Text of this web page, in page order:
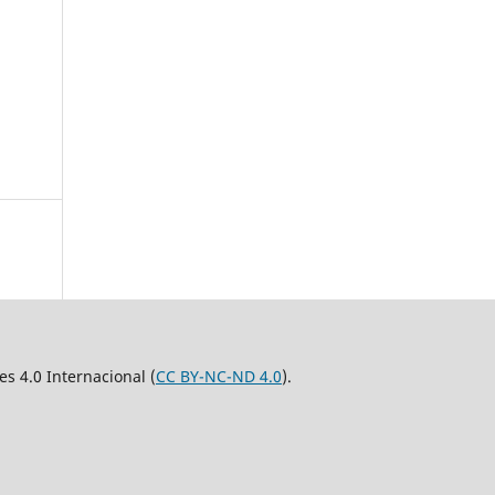
4.0 Internacional (CC BY-NC-ND 4.0).